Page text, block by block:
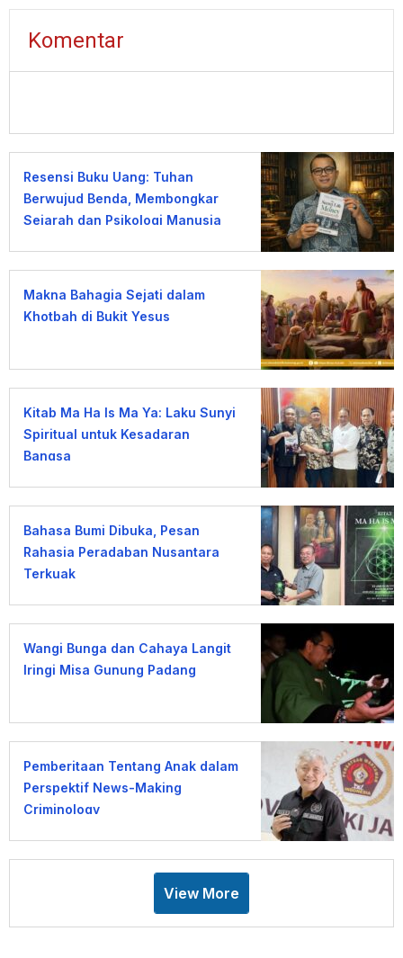
Komentar
Resensi Buku Uang: Tuhan
Berwujud Benda, Membongkar
Sejarah dan Psikologi Manusia
Makna Bahagia Sejati dalam
Khotbah di Bukit Yesus
Kitab Ma Ha Is Ma Ya: Laku Sunyi
Spiritual untuk Kesadaran
Bangsa
Bahasa Bumi Dibuka, Pesan
Rahasia Peradaban Nusantara
Terkuak
Wangi Bunga dan Cahaya Langit
Iringi Misa Gunung Padang
Pemberitaan Tentang Anak dalam
Perspektif News-Making
Criminology
View More